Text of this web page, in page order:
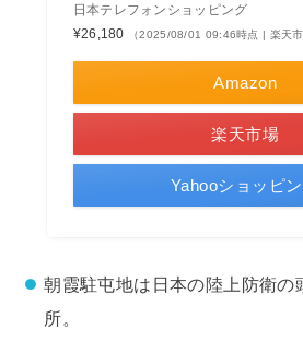
日本テレフォンショッピング
¥26,180
（2025/08/01 09:46時点 | 楽天市
Amazon
楽天市場
Yahooショッピ
朝霞駐屯地は日本の陸上防衛の
所。